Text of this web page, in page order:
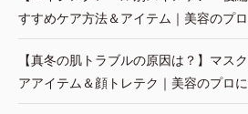
すすめケア方法＆アイテム｜美容のプ
【真冬の肌トラブルの原因は？】マス
アアイテム＆顔トレテク｜美容のプロ